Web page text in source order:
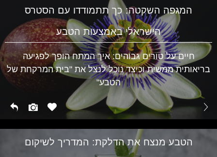
המגפה השקטה: כך תתמודדו עם הסטרס
הישראלי באמצעות הטבע
חיים על טורים גבוהים: איך המתח הופך לפגיעה
בריאותית ממשית וכיצד נוכל לנצל את "בית המרקחת של
הטבע"
הטבע מנצח את הדלקת: המדריך לשיקום